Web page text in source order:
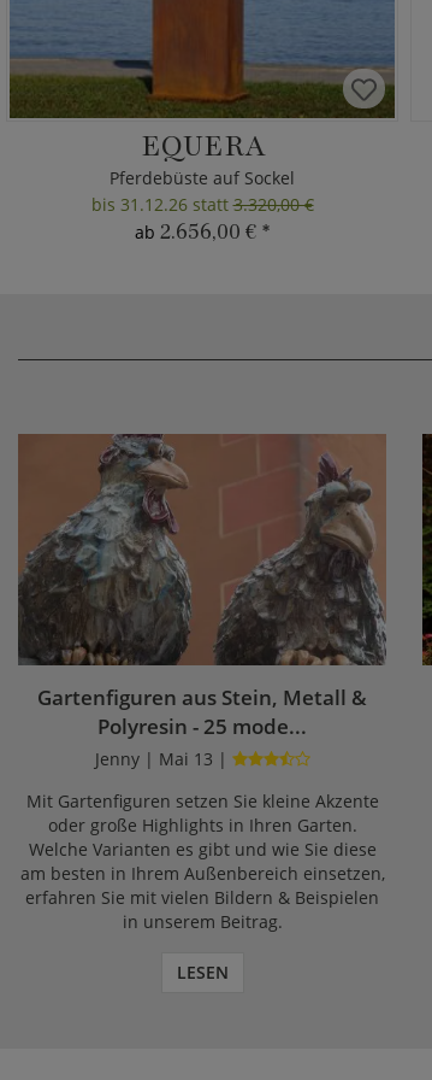
EQUERA
Pferdebüste auf Sockel
bis 31.12.26 statt3.320,00 €
ab 2.656,00 € *
Gartenfiguren aus Stein, Metall &
Polyresin - 25 mode...
Jenny | Mai 13 |
Mit Gartenfiguren setzen Sie kleine Akzente
oder große Highlights in Ihren Garten.
Welche Varianten es gibt und wie Sie diese
am besten in Ihrem Außenbereich einsetzen,
erfahren Sie mit vielen Bildern & Beispielen
in unserem Beitrag.
LESEN